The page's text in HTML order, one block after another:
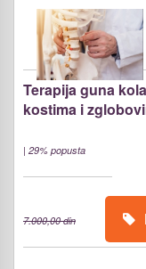
Terapija guna
kostima i
| 29% popusta
7.000,00 din